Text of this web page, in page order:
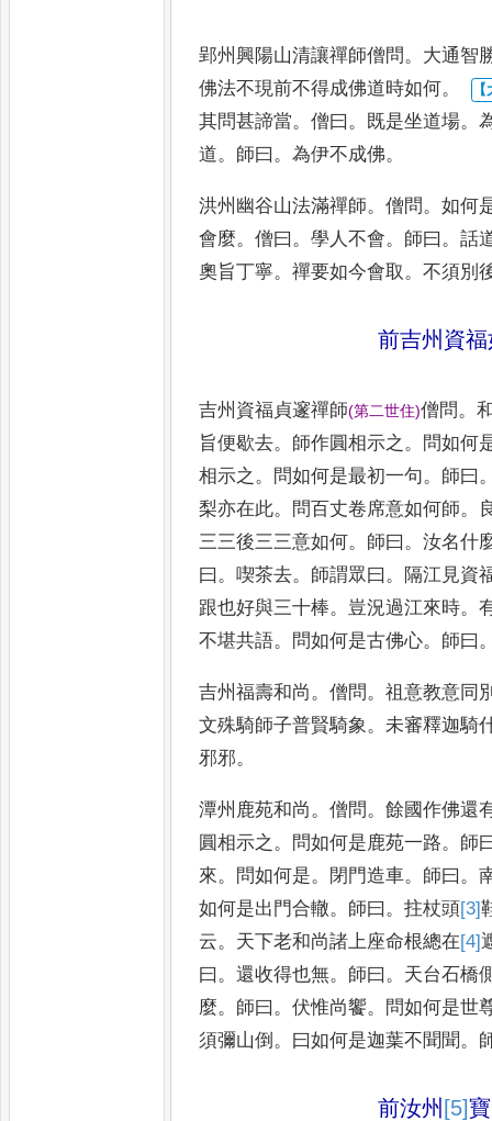
郢州興陽山清讓禪師僧問。 大通智
佛法不現前不得成佛道時如何。
其問甚諦當。僧曰 。 既是坐道場。
道。 師曰 。為伊不成佛。
洪州幽谷山法滿禪師。僧問。如何
會麼。僧曰 。學人不會。 師曰 。話
奧旨丁寧。禪要如今會取。不須別
前吉州資
吉州資福貞邃禪師(第二世住)僧問 。
旨便歇去。 師作圓相示之 。
問如何
相示之 。 問如何是最初一句。 師曰
梨亦在此。 問百丈卷席意如何師。
三三後三三意如何。 師曰 。汝名什
曰 。喫茶去。 師謂眾曰 。
隔江見資
跟也好與三十棒。 豈況過江來時。
不堪共語。 問如何是古佛心。 師曰
吉州福壽和尚 。僧問 。祖意教意同
文殊騎師子普賢騎象 。 未審釋迦騎
邪邪。
潭州鹿苑和尚 。僧問 。餘國作佛還
圓相示之 。 問如何是鹿苑一路。 師
來。 問如何是。 閉門造車。 師曰 。
如何是出門合轍。 師曰 。拄杖頭[3]
云。 天下老和尚諸上座命根總在[4]
曰 。還收得也無。 師曰 。 天台石橋
麼。 師曰 。伏惟尚饗。
問如何是世
須彌山倒 。 曰如何是迦葉不聞聞 。
前汝州 [5]